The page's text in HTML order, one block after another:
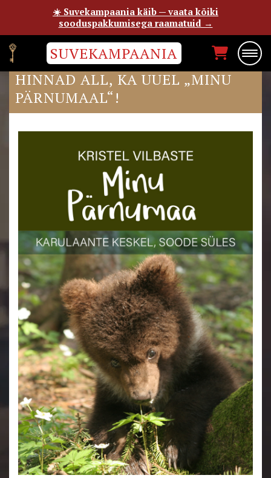
SUVEKAMPAANIA
KÕIGIL RAAMATUTEL 22%
HINNAD ALL, KA UUEL „MINU
PÄRNUMAAL“!
☀️ Suvekampaania käib — vaata kõiki
sooduspakkumisega raamatuid →